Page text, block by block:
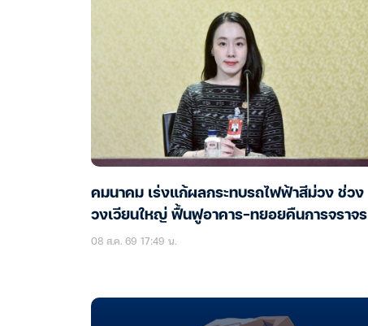
คมนาคม เร่งแก้ผลกระทบรถไฟฟ้าสีม่วง ช่วง
วงเวียนใหญ่ ฟื้นฟูอาคาร-ทยอยคืนการจราจร
08 ส.ค. 69 17:49 น.